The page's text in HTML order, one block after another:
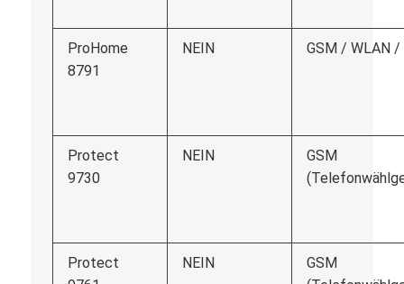
ProHome
8791
NEIN GSM / WLAN /
Protect
9730
NEIN
GSM
Protect
NEIN
GSM